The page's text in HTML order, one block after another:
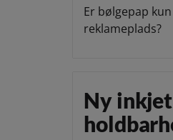
Er bølgepap
reklameplads?
Ny